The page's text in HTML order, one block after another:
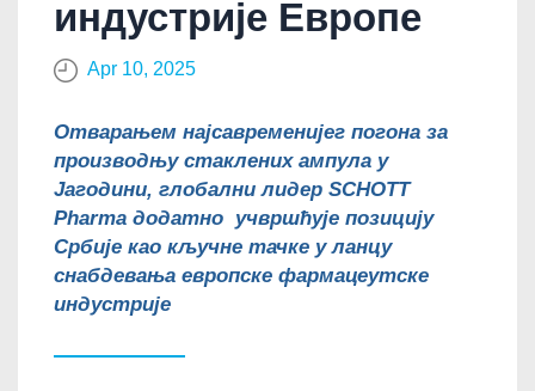
индустрије Европе
Apr 10, 2025
Отварањем најсавременијег погона за
производњу стаклених ампула у
Јагодини, глобални лидер SCHOTT
Pharma додатно учвршћује позицију
Србије као кључне тачке у ланцу
снабдевања европске фармацеутске
индустрије